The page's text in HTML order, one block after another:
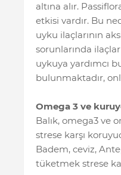
altına alır.
etkisi vardır. Bu
uyku ilaçlarının
sorunlarında
uykuya yardımcı
bulunmaktadır,
Omega 3 ve
Balık, omega3 ve
strese karşı
Badem, ceviz,
tüketmek strese